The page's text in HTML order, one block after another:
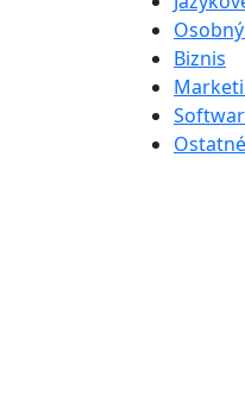
Biznis
Ostatné